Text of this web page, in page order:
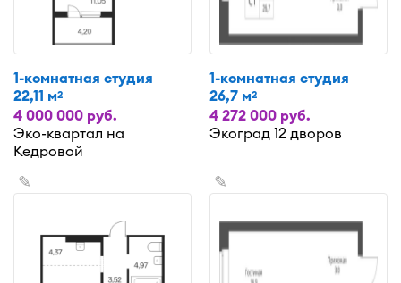
1-комнатная студия
22,11 м2
4 000 000 руб.
Эко-квартал на
Кедровой
1-комнатная студия
26,7 м2
4 272 000 руб.
Экоград 12 дворов
✎ ✎